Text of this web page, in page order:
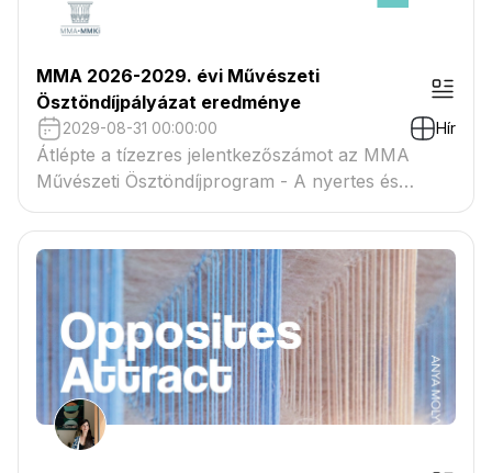
MMA 2026-2029. évi Művészeti
Ösztöndíjpályázat eredménye
2029-08-31 00:00:00 Hír
Átlépte a tízezres jelentkezőszámot az MMA
Művészeti Ösztöndíjprogram - A nyertes és
tartaléklistás pályázók névsora megtekinthető a
csatolmányban